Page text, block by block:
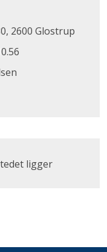
2600 Glostrup
se, hvor